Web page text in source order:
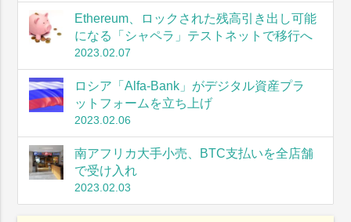
Ethereum、ロックされた残高引き出し可能
になる「シャペラ」テストネットで移行へ
2023.02.07
ロシア「Alfa-Bank」がデジタル資産プラ
ットフォームを立ち上げ
2023.02.06
南アフリカ大手小売、BTC支払いを全店舗
で受け入れ
2023.02.03